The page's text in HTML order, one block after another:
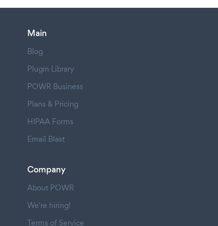
Main
Blog
Plugin Library
POWR Business
Plans & Pricing
HIPAA Forms
Email Blast
Company
About POWR
We're hiring!
Terms of Service